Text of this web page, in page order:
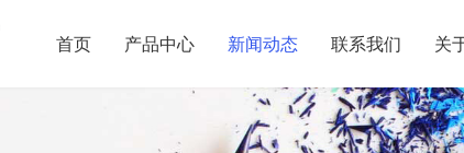
首页 产品中心 新闻动态 联系我们 关